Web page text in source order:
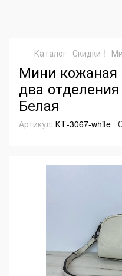
Каталог Скидки !
Мини кожаная
два
Белая
Артикул: КТ-3067-white